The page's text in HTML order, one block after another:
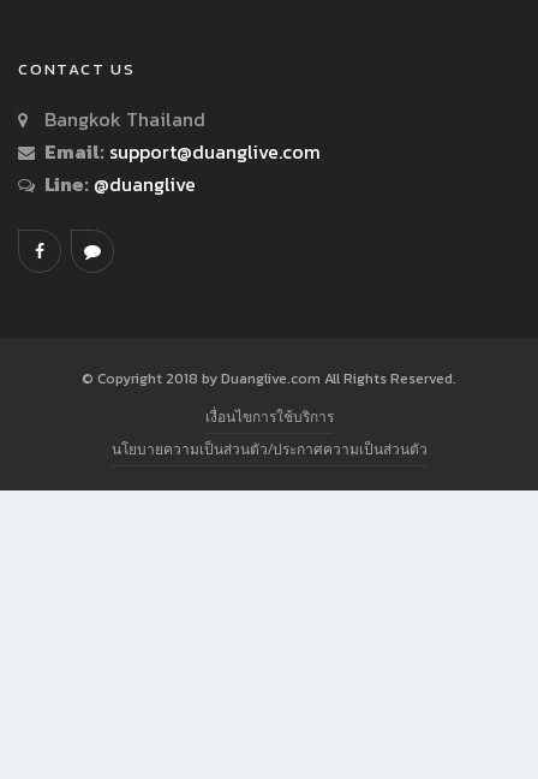
CONTACT US
Bangkok Thailand
Email: support@duanglive.com
Line: @duanglive
© Copyright 2018 by Duanglive.com All Rights Reserved.
เงื่อนไขการใช้บริการ
นโยบายความเป็นส่วนตัว/ประกาศความเป็นส่วนตัว